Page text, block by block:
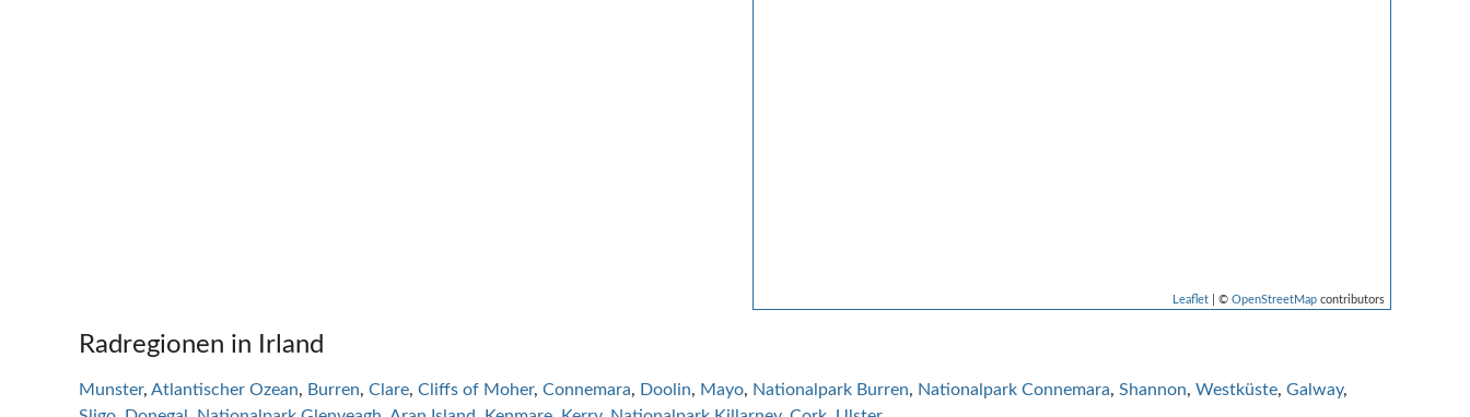
Leaflet | © OpenStreetMap contributors
Radregionen in Irland
Munster Atlantischer Ozean Burren Clare Cliffs of Moher Connemara Doolin Mayo Nationalpark Burren Nationalpark Connemara Shannon Westküste Galway